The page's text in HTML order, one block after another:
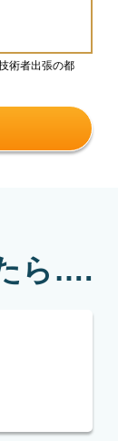
術者出張の都
ら….